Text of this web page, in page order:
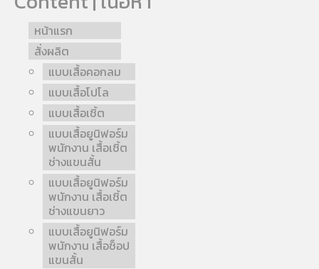
หน้าแรก
สั่งผลิต
แบบเสื้อคอกลม
แบบเสื้อโปโล
แบบเสื้อเชิ้ต
แบบเสื้อยูนิฟอร์ม
พนักงาน เสื้อเชิ้ต
ช่างแขนสั้น
แบบเสื้อยูนิฟอร์ม
พนักงาน เสื้อเชิ้ต
ช่างแขนยาว
แบบเสื้อยูนิฟอร์ม
พนักงาน เสื้อช็อป
แขนสั้น